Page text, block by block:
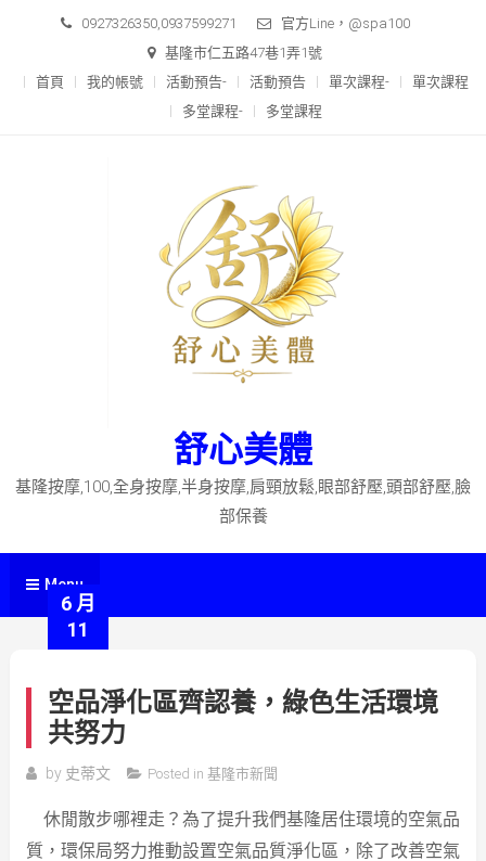
content
0927326350,0937599271
官方Line，@spa100
基隆市仁五路47巷1弄1號
首頁
我的帳號 活動預告- 活動預告 單次課程-
單次課程
多堂課程-
多堂課程
舒心美體
基隆按摩,100,全身按摩,半身按摩,肩頸放鬆,眼部舒壓,頭部舒壓,臉
部保養
Menu
6 月
11
空品淨化區齊認養，綠色生活環境
共努力
by 史蒂文 Posted in 基隆市新聞
休閒散步哪裡走？為了提升我們基隆居住環境的空氣品
質，環保局努力推動設置空氣品質淨化區，除了改善空氣